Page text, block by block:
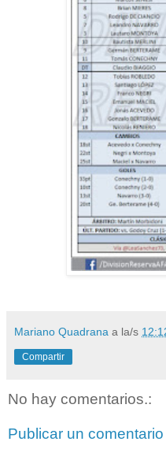
Mariano Quadrana a la/s
Compartir
No hay comentarios.:
Publicar un comentario